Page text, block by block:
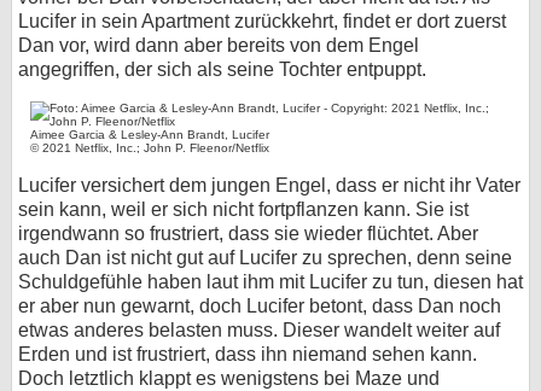
Lucifer in sein Apartment zurückkehrt, findet er dort zuerst
Dan vor, wird dann aber bereits von dem Engel
angegriffen, der sich als seine Tochter entpuppt.
Aimee Garcia & Lesley-Ann Brandt, Lucifer
© 2021 Netflix, Inc.; John P. Fleenor/Netflix
Lucifer versichert dem jungen Engel, dass er nicht ihr Vater
sein kann, weil er sich nicht fortpflanzen kann. Sie ist
irgendwann so frustriert, dass sie wieder flüchtet. Aber
auch Dan ist nicht gut auf Lucifer zu sprechen, denn seine
Schuldgefühle haben laut ihm mit Lucifer zu tun, diesen hat
er aber nun gewarnt, doch Lucifer betont, dass Dan noch
etwas anderes belasten muss. Dieser wandelt weiter auf
Erden und ist frustriert, dass ihn niemand sehen kann.
Doch letztlich klappt es wenigstens bei Maze und